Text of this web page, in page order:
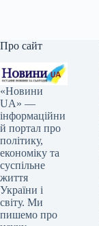
Про сайт
«Новини
UA» —
інформаційни
й портал про
політику,
економіку та
суспільне
життя
України і
світу. Ми
пишемо про